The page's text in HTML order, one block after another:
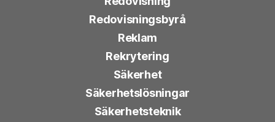
Redovisningsbyrå
Reklam
Rekrytering
Säkerhet
Säkerhetslösningar
Säkerhetsteknik